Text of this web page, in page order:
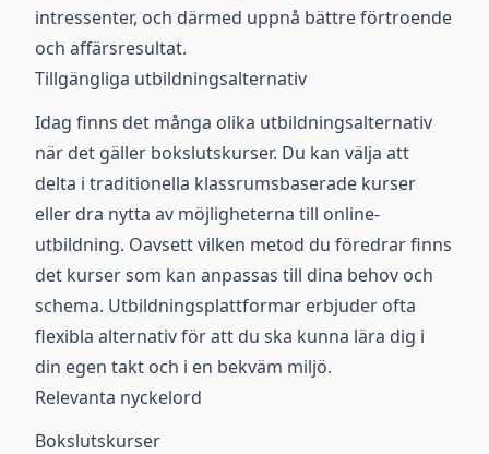
intressenter, och därmed uppnå bättre förtroende
och affärsresultat.
Tillgängliga utbildningsalternativ
Idag finns det många olika utbildningsalternativ
när det gäller bokslutskurser. Du kan välja att
delta i traditionella klassrumsbaserade kurser
eller dra nytta av möjligheterna till online-
utbildning. Oavsett vilken metod du föredrar finns
det kurser som kan anpassas till dina behov och
schema. Utbildningsplattformar erbjuder ofta
flexibla alternativ för att du ska kunna lära dig i
din egen takt och i en bekväm miljö.
Relevanta nyckelord
Bokslutskurser